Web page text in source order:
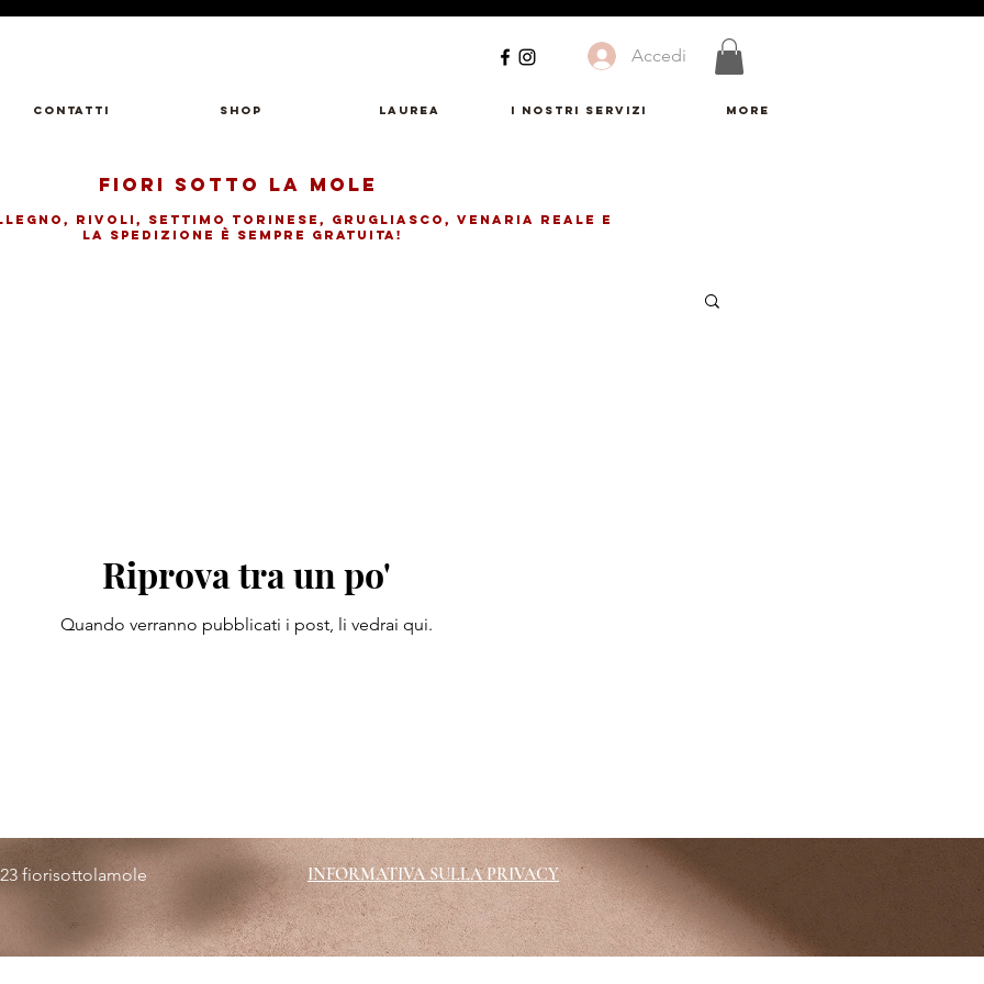
Accedi
Contatti Shop LAUREA I Nostri Servizi More
FIORI SOTTO LA MOLE
rivolI, SETTIMO TORINESE, GRUGLIASCO, VENARIA REALE E
LA SPEDIZIONE è SEMPRE GRATUITA!
Riprova tra un po'
Quando verranno pubblicati i post, li vedrai qui.
fiorisottolamole INFORMATIVA SULLA PRIVACY